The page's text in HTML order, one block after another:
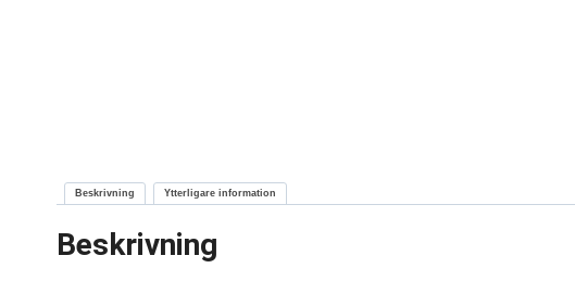
Beskrivning Ytterligare information
Beskrivning